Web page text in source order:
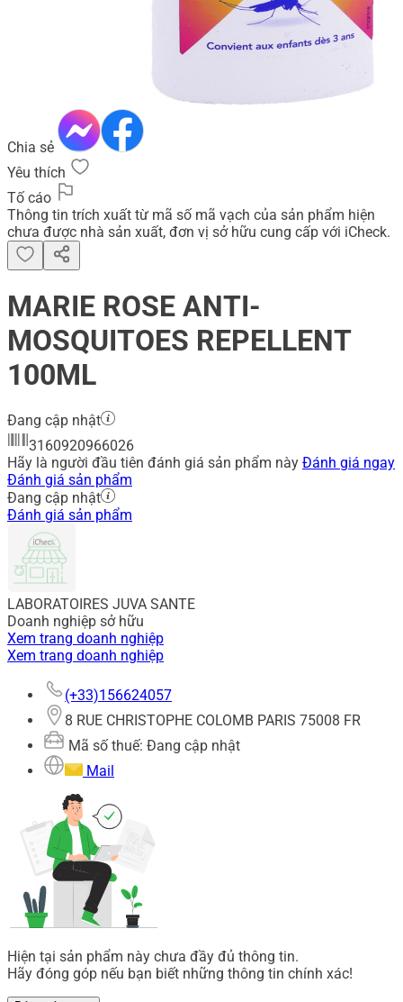
Chia sẻ
Yêu thích
Tố cáo
Thông tin trích xuất từ mã số mã vạch của sản phẩm hiện
chưa được nhà sản xuất, đơn vị sở hữu cung cấp với iCheck.
MARIE ROSE ANTI-
MOSQUITOES REPELLENT
100ML
Đang cập nhật
3160920966026
Hãy là người đầu tiên đánh giá sản phẩm này Đánh giá ngay
Đánh giá sản phẩm
Đang cập nhật
Đánh giá sản phẩm
LABORATOIRES JUVA SANTE
Doanh nghiệp sở hữu
Xem trang doanh nghiệp
Xem trang doanh nghiệp
(+33)156624057
8 RUE CHRISTOPHE COLOMB PARIS 75008 FR
Mã số thuế: Đang cập nhật
Mail
Hiện tại sản phẩm này chưa đầy đủ thông tin.
Hãy đóng góp nếu bạn biết những thông tin chính xác!